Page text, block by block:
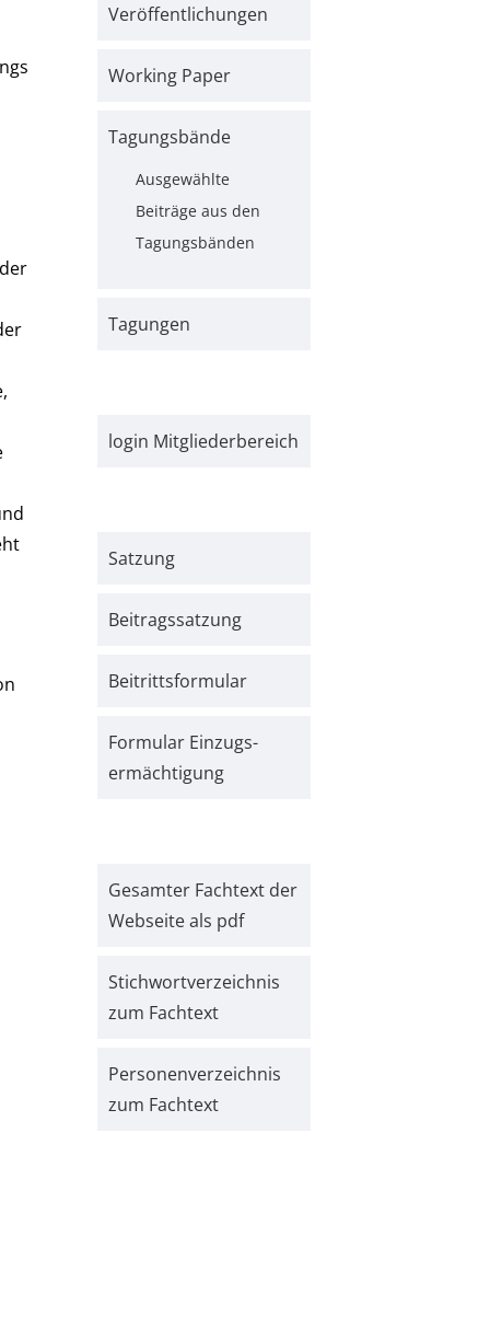
Veröffentlichungen
Working Paper
Tagungsbände
Ausgewählte
Beiträge aus den
Tagungsbänden
Tagungen
login Mitgliederbereich
Satzung
Beitrags­satzung
Beitritts­formular
Formular Einzugs­­
ermächtigung
Gesamter Fachtext der
Webseite als pdf
Stichwort­verzeichnis
zum Fachtext
Personen­verzeichnis
zum Fachtext